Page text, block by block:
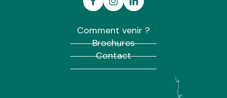
Comment venir ?
Brochures
Contact